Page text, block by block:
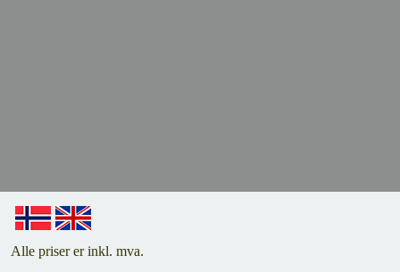
Alle priser er inkl. mva.